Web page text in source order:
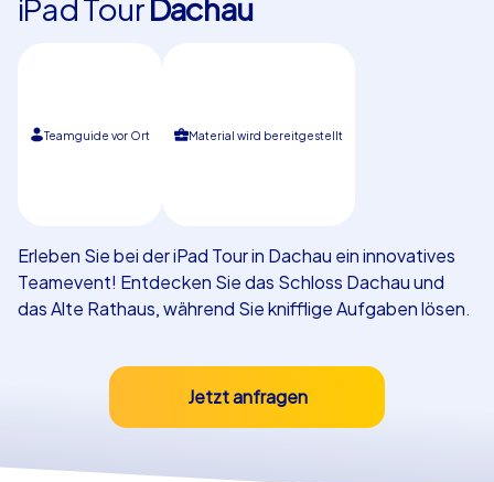
iPad TourDachau
Teamguide vor Ort Material wird bereitgestellt
Erleben Sie bei der iPad Tour in Dachau ein innovatives
Teamevent! Entdecken Sie das Schloss Dachau und
das Alte Rathaus, während Sie knifflige Aufgaben lösen.
Jetzt anfragen